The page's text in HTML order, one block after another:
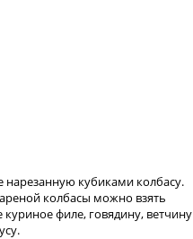
нарезанную кубиками колбасу.
колбасы можно взять
куриное филе, говядину,